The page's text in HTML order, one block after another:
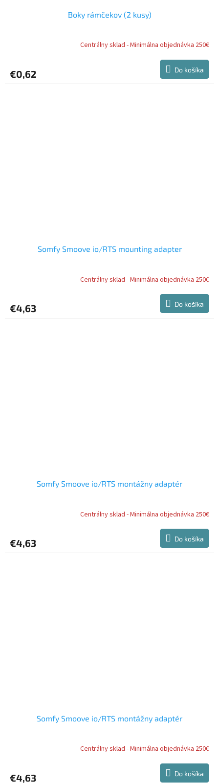
Boky rámčekov (2 kusy)
Centrálny sklad - Minimálna objednávka 250€
€0,62 Do košíka
Somfy Smoove io/RTS mounting adapter
Centrálny sklad - Minimálna objednávka 250€
€4,63 Do košíka
Somfy Smoove io/RTS montážny adaptér
Centrálny sklad - Minimálna objednávka 250€
€4,63 Do košíka
Somfy Smoove io/RTS montážny adaptér
Centrálny sklad - Minimálna objednávka 250€
€4,63 Do košíka